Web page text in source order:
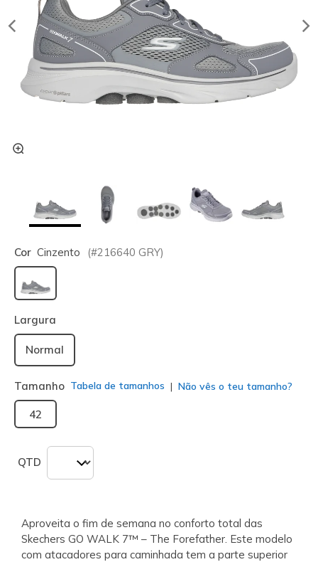
Cor Cinzento (#216640 GRY)
selecionado
Largura
Normal
Tamanho Tabela de tamanhos Não vês o teu tamanho?
42
QTD
Aproveita o fim de semana no conforto total das
Skechers GO WALK 7™ – The Forefather. Este modelo
com atacadores para caminhada tem a parte superior